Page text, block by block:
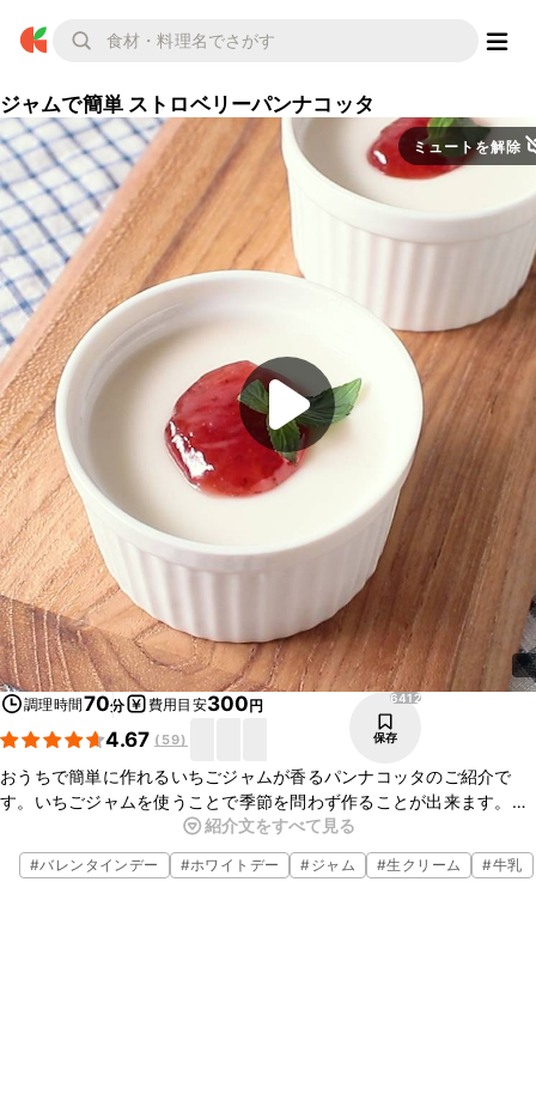
ジャムで簡単 ストロベリーパンナコッタ
ミュートを解除
調理時間70分 費用目安300円
4.67 ( 59)
6412
保存
おうちで簡単に作れるいちごジャムが香るパンナコッタのご紹介で
す。いちごジャムを使うことで季節を問わず作ることが出来ます。牛
乳の量を減らして生クリームを多めにするとリッチな味わいに仕上が
りますよ。ぜひお試しください。
紹介文をすべて見る
#バレンタインデー #ホワイトデー #ジャム #生クリーム #牛乳